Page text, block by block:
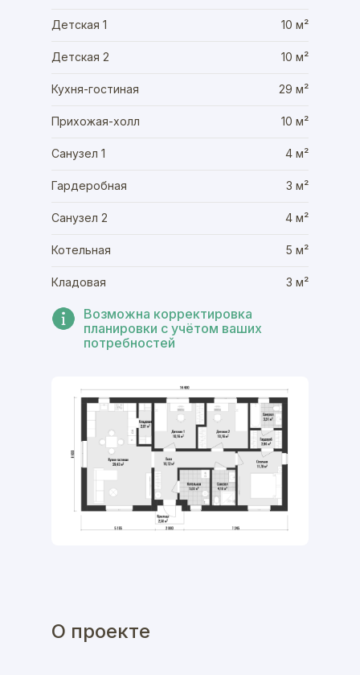
Детская 1 10 м²
Детская 2 10 м²
Кухня-гостиная 29 м²
Прихожая-холл 10 м²
Санузел 1 4 м²
Возможна корректировка
планировки с учётом ваших
потребностей
Гардеробная 3 м²
Санузел 2 4 м²
Котельная 5 м²
Кладовая 3 м²
О проекте